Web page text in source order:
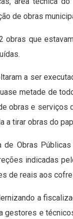
de obras
obras que
a ser
metade de
obras e serviços
a tirar obras do
de Obras
indicadas
de reais aos
a
gestores e